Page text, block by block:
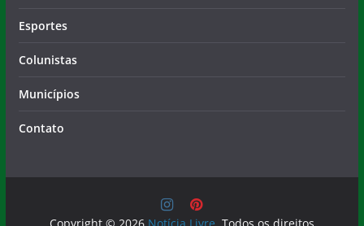
Esportes
Colunistas
Municípios
Contato
Copyright © 2026 Notícia Livre . Todos os direitos